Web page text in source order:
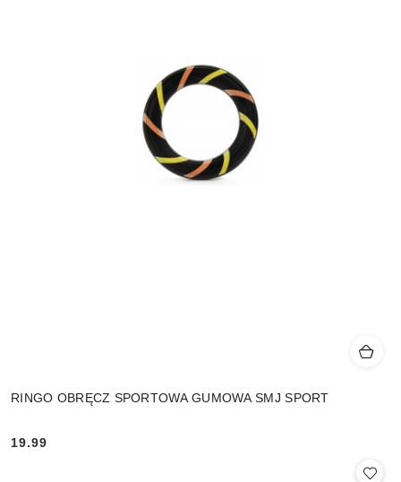
RINGO OBRĘCZ SPORTOWA GUMOWA SMJ SPORT
Cena:
19.99